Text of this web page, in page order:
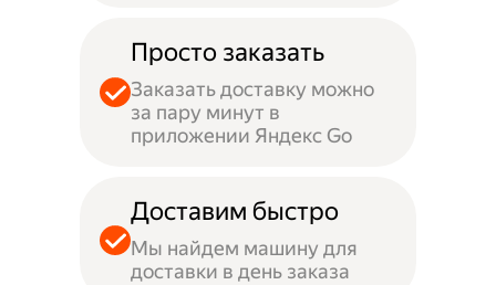
Просто заказать
Заказать доставку можно
за пару минут в
приложении Яндекс Go
Доставим быстро
Мы найдем машину для
доставки в день заказа